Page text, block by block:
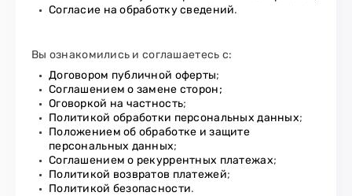
Согласие на обработку сведений.
Вы ознакомились и соглашаетесь с:
Договором публичной оферты;
Соглашением о замене сторон;
Оговоркой на частность;
Политикой обработки персональных данных;
Положением об обработке и защите
персональных данных;
Соглашением о рекуррентных платежах;
Политикой возвратов платежей;
Политикой безопасности.